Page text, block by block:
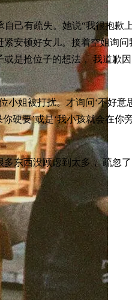
己有疏失。她说“我很抱歉
安顿好女儿。接着空姐询
是抢位子的想法， 我道歉
小姐被打扰。才询问‘不好意
硬要’或是‘我小孩就会在你
东西没顾虑到太多， 疏忽